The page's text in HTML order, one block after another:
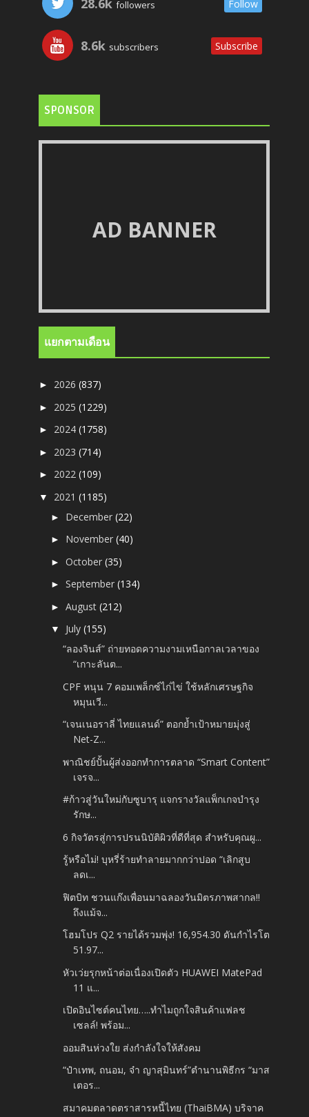
28.6k followers Follow
8.6k subscribers Subscribe
SPONSOR
AD BANNER
แยกตามเดือน
► 2026(837)
► 2025(1229)
► 2024(1758)
► 2023(714)
► 2022(109)
▼ 2021(1185)
► December(22)
► November(40)
►October(35)
►September(134)
►August(212)
▼ July(155)
“ลองจินส์” ถ่ายทอดความงามเหนือกาลเวลาของ
“เกาะลันต...
CPF หนุน 7 คอมเพล็กซ์ไก่ไข่ ใช้หลักเศรษฐกิจ
หมุนเวี...
“เจนเนอราลี่ ไทยแลนด์” ตอกย้ำเป้าหมายมุ่งสู่
Net-Z...
พาณิชย์ปั้นผู้ส่งออกทำการตลาด “Smart Content”
เจรจ...
#ก้าวสู่วันใหม่กับซูบารุ แจกรางวัลแพ็กเกจบำรุง
รักษ...
6 กิจวัตรสู่การปรนนิบัติผิวที่ดีที่สุด สำหรับคุณผู...
รู้หรือไม่! บุหรี่ร้ายทำลายมากกว่าปอด “เลิกสูบ
ลดเ...
ฟิตบิท ชวนแก๊งเพื่อนมาฉลองวันมิตรภาพสากล!!
ถึงแม้จ...
โฮมโปร Q2 รายได้รวมพุ่ง! 16,954.30 ดันกำไรโต
51.97...
หัวเว่ยรุกหน้าต่อเนื่องเปิดตัว HUAWEI MatePad
11 แ...
เปิดอินไซต์คนไทย…..ทำไมถูกใจสินค้าแฟลช
เซลล์! พร้อม...
ออมสินห่วงใย ส่งกำลังใจให้สังคม
“ป๋าเทพ, ถนอม, จ๋า ญาสุมินทร์”ตำนานพิธีกร “มาส
เตอร...
สมาคมตลาดตราสารหนี้ไทย (ThaiBMA) บริจาค